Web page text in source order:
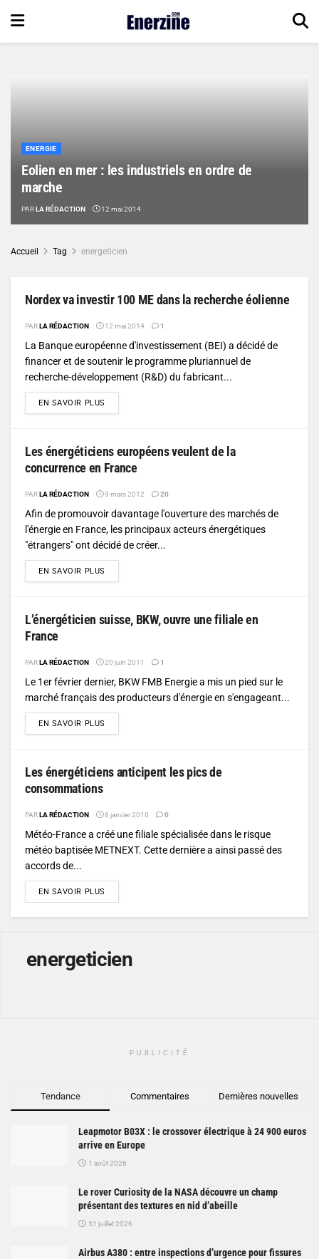
ENERGIE
Eolien en mer : les industriels en ordre de
marche
PARLA RÉDACTION 12 mai 2014
Accueil Tag energeticien
Nordex va investir 100 ME dans la recherche éolienne
PARLA RÉDACTION 12 mai 2014 1
La Banque européenne d'investissement (BEI) a décidé de
financer et de soutenir le programme pluriannuel de
recherche-développement (R&D) du fabricant...
EN SAVOIR PLUS
Les énergéticiens européens veulent de la
concurrence en France
PARLA RÉDACTION 9 mars 2012 20
Afin de promouvoir davantage l'ouverture des marchés de
l'énergie en France, les principaux acteurs énergétiques
"étrangers" ont décidé de créer...
EN SAVOIR PLUS
L’énergéticien suisse, BKW, ouvre une filiale en
France
PARLA RÉDACTION 20 juin 2011 1
Le 1er février dernier, BKW FMB Energie a mis un pied sur le
marché français des producteurs d'énergie en s'engageant...
EN SAVOIR PLUS
Les énergéticiens anticipent les pics de
consommations
PARLA RÉDACTION 8 janvier 2010 0
Météo-France a créé une filiale spécialisée dans le risque
météo baptisée METNEXT. Cette dernière a ainsi passé des
accords de...
EN SAVOIR PLUS
energeticien
PUBLICITÉ
Tendance Commentaires Dernières nouvelles
Leapmotor B03X : le crossover électrique à 24 900 euros
arrive en Europe
1 août 2026
Le rover Curiosity de la NASA découvre un champ
présentant des textures en nid d’abeille
31 juillet 2026
Airbus A380 : entre inspections d’urgence pour fissures